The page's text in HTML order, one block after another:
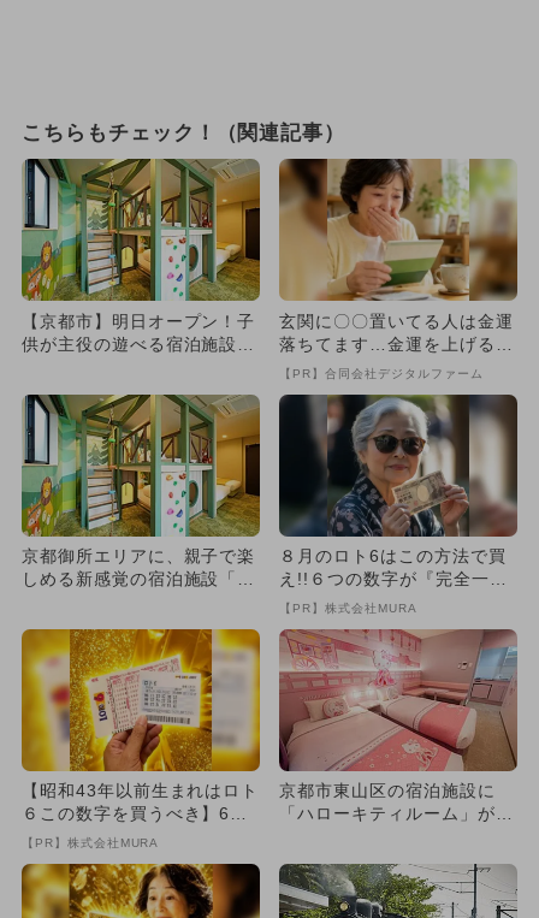
こちらもチェック！（関連記事）
【京都市】明日オープン！子
供が主役の遊べる宿泊施設
玄関に〇〇置いてる人は金運
落ちてます…金運を上げる方
法とは
【PR】合同会社デジタルファーム
京都御所エリアに、親子で楽
しめる新感覚の宿泊施設「P
８月のロト6はこの方法で買
え!!６つの数字が『完全一
致』する方法
【PR】株式会社MURA
【昭和43年以前生まれはロト
６この数字を買うべき】6つ
の数字が「完全一致」する
方...
【PR】株式会社MURA
京都市東山区の宿泊施設に
「ハローキティルーム」が誕